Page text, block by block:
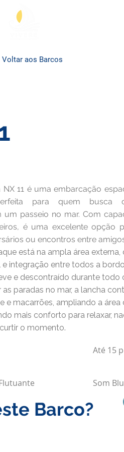
Voltar aos Barcos
NX 11 é uma embarcação
para quem busca
um passeio no mar. Com
é uma excelente opção
ou encontros entre
está na ampla área externa,
integração entre todos a
e descontraído durante todo
as paradas no mar, a lancha
e macarrões, ampliando a área
mais conforto para relaxar,
o momento.
Até 15
Som
Barco?